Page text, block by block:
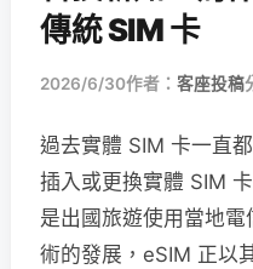
傳統 SIM 卡
2026/6/30作者： 客座投稿
過去實體 SIM 卡一直
插入或更換實體 SIM
是出國旅遊使用當地
術的發展，eSIM 正以